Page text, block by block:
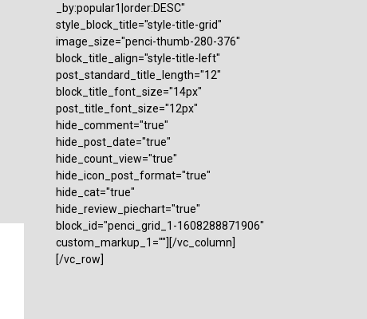
_by:popular1|order:DESC"
style_block_title="style-title-grid"
image_size="penci-thumb-280-376"
block_title_align="style-title-left"
post_standard_title_length="12"
block_title_font_size="14px"
post_title_font_size="12px"
hide_comment="true"
hide_post_date="true"
hide_count_view="true"
hide_icon_post_format="true"
hide_cat="true"
hide_review_piechart="true"
block_id="penci_grid_1-1608288871906"
custom_markup_1=""][/vc_column]
[/vc_row]